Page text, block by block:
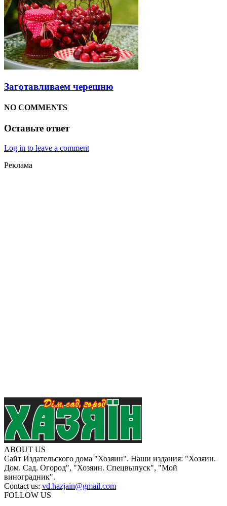
Заготавливаем черешню
NO COMMENTS
Оставьте ответ
Log in to leave a comment
Реклама
ABOUT US
Сайт Издательского дома "Хозяин". Наши издания: "Хозяин.
Дом. Сад. Огород", "Хозяин. Спецвыпуск", "Мой
виноградник".
Contact us: vd.hazjain@gmail.com
FOLLOW US